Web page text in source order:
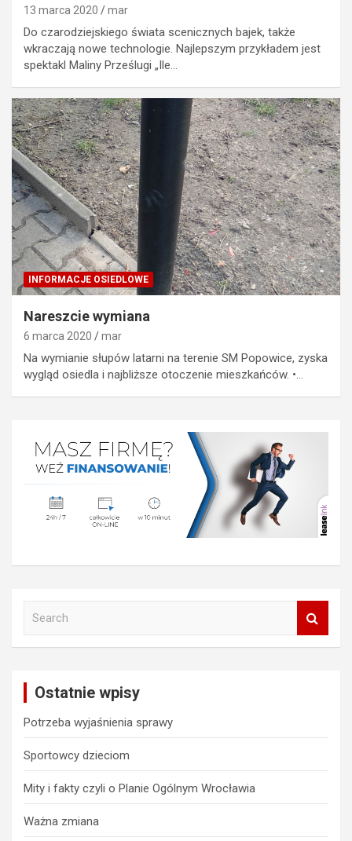
13 marca 2020 mar
Do czarodziejskiego świata scenicznych bajek, także
wkraczają nowe technologie. Najlepszym przykładem jest
spektakl Maliny Prześlugi „Ile…
INFORMACJE OSIEDLOWE
Nareszcie wymiana
6 marca 2020 mar
Na wymianie słupów latarni na terenie SM Popowice, zyska
wygląd osiedla i najbliższe otoczenie mieszkańców. •…
Ostatnie wpisy
Potrzeba wyjaśnienia sprawy
Sportowcy dzieciom
Mity i fakty czyli o Planie Ogólnym Wrocławia
Ważna zmiana